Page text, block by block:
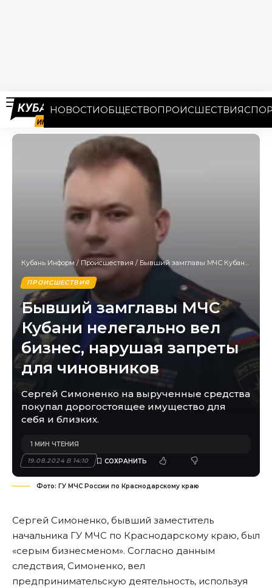
НОВОСТИОБЩЕСТВОПРОИСШЕСТВИЯ
Кубань Информ / Происшествия / Бывший замглавы МЧС Кубани нелегально вел бизнес, нарушая запреты для чиновников
ПРОИСШЕСТВИЯ
Бывший замглавы МЧС
Кубани нелегально вел
бизнес, нарушая запреты
для чиновников
Сергей Симоненко на вырученные средства
покупал дорогостоящее имущество для
себя и близких.
19.08.2024 В 14:10
1 МИН ЧТЕНИЯ
Фото: ГУ МЧС России по Краснодарскому краю
Сергей Симоненко, бывший заместитель
начальника ГУ МЧС по Краснодарскому краю, был
«серым бизнесменом». Согласно данным
следствия, Симоненко, вел
предпринимательскую деятельность, используя